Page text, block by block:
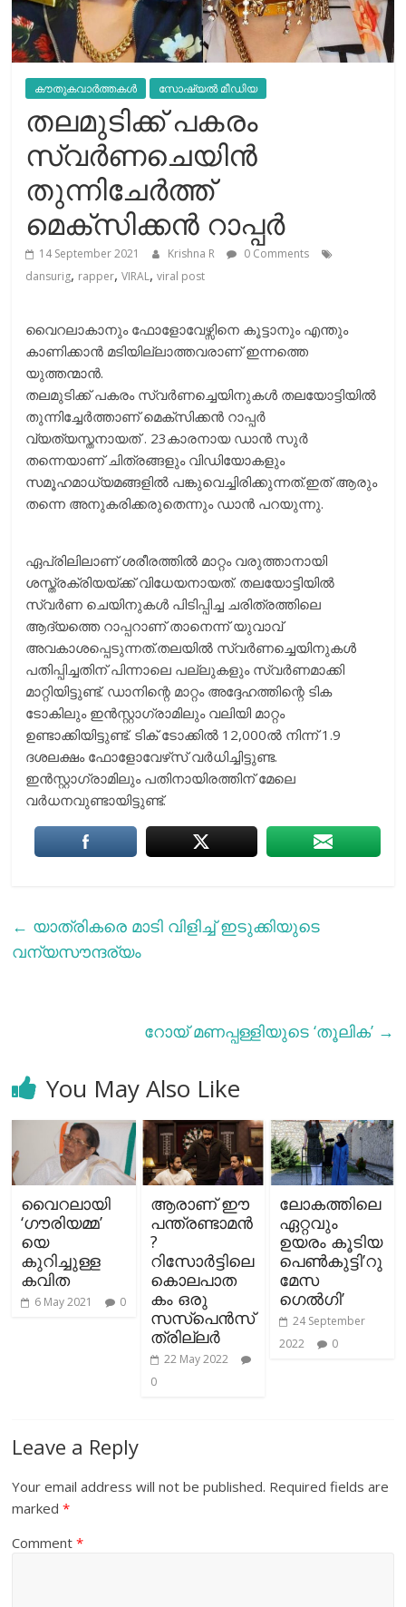
കൗതുകവാർത്തകൾ സോഷ്യല്‍ മീഡിയ
തലമുടിക്ക് പകരം
സ്വര്‍ണചെയിന്‍
തുന്നിചേര്‍ത്ത്
മെക്സിക്കന്‍ റാപ്പര്‍
14 September 2021 Krishna R
0 Comments
dansurig, rapper,VIRAL,viral post
വൈറലാകാനും ഫോളോവേഴ്സിനെ കൂട്ടാനും എന്തും
കാണിക്കാന്‍ മടിയില്ലാത്തവരാണ് ഇന്നത്തെ
യുത്തന്മാന്‍.
തലമുടിക്ക് പകരം സ്വര്‍ണച്ചെയിനുകള്‍ തലയോട്ടിയില്‍
തുന്നിച്ചേര്‍ത്താണ് മെക്‌സിക്കന്‍ റാപ്പര്‍
വ്യത്യസ്തനായത് . 23കാരനായ ഡാന്‍ സുര്‍
തന്നെയാണ് ചിത്രങ്ങളും വിഡിയോകളും
സമൂഹമാധ്യമങ്ങളില്‍ പങ്കുവെച്ചിരിക്കുന്നത്.ഇത് ആരും
തന്നെ അനുകരിക്കരുതെന്നും ഡാന്‍ പറയുന്നു.
ഏപ്രിലിലാണ് ശരീരത്തില്‍ മാറ്റം വരുത്താനായി
ശസ്ത്രക്രിയയ്ക്ക് വിധേയനായത്. തലയോട്ടിയില്‍
സ്വര്‍ണ ചെയിനുകള്‍ പിടിപ്പിച്ച ചരിത്രത്തിലെ
ആദ്യത്തെ റാപ്പറാണ് താനെന്ന് യുവാവ്
അവകാശപ്പെടുന്നത്.തലയില്‍ സ്വര്‍ണച്ചെയിനുകള്‍
പതിപ്പിച്ചതിന് പിന്നാലെ പല്ലുകളും സ്വര്‍ണമാക്കി
മാറ്റിയിട്ടുണ്ട്. ഡാനിന്റെ മാറ്റം അദ്ദേഹത്തിന്റെ ടിക
ടോകിലും ഇന്‍സ്റ്റാഗ്രാമിലും വലിയി മാറ്റം
ഉണ്ടാക്കിയിട്ടുണ്ട്. ടിക് ടോക്കില്‍ 12,000ല്‍ നിന്ന് 1.9
ദശലക്ഷം ഫോളോവേഴ്‌സ് വര്‍ധിച്ചിട്ടുണ്ട.
ഇന്‍സ്റ്റാഗ്രാമിലും പതിനായിരത്തിന് മേലെ
വര്‍ധനവുണ്ടായിട്ടുണ്ട്.
← യാത്രികരെ മാടി വിളിച്ച് ഇടുക്കിയുടെ
വന്യസൗന്ദര്യം
റോയ് മണപ്പള്ളിയുടെ ‘തൂലിക’ →
You May Also Like
വൈറലായി
‘ഗൗരിയമ്മ’
യെ
കുറിച്ചുള്ള
കവിത
6 May 2021 0
ആരാണ് ഈ
പന്ത്രണ്ടാമൻ
?
റിസോർട്ടിലെ
കൊലപാത
കം ഒരു
സസ്പെൻസ്
ത്രില്ലർ
22 May 2022
0
ലോകത്തിലെ
ഏറ്റവും
ഉയരം കൂടിയ
പെൺകുട്ടി’റു
മേസ
ഗെൽഗി’
24 September
2022
0
Leave a Reply
Your email address will not be published. Required fields are
marked*
Comment*